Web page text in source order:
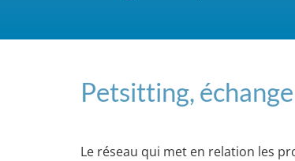
Petsitting,
Le réseau qui met en relation les